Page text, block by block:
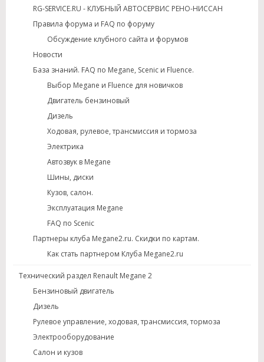
RG-SERVICE.RU - КЛУБНЫЙ АВТОСЕРВИС РЕНО-НИССАН
Правила форума и FAQ по форуму
Обсуждение клубного сайта и форумов
Новости
База знаний. FAQ по Megane, Scenic и Fluence.
Выбор Megane и Fluence для новичков
Двигатель бензиновый
Дизель
Ходовая, рулевое, трансмиссия и тормоза
Электрика
Автозвук в Megane
Шины, диски
Кузов, салон.
Эксплуатация Megane
FAQ по Scenic
Партнеры клуба Megane2.ru. Скидки по картам.
Как стать партнером Клуба Megane2.ru
Технический раздел Renault Megane 2
Бензиновый двигатель
Дизель
Рулевое управление, ходовая, трансмиссия, тормоза
Электрооборудование
Салон и кузов